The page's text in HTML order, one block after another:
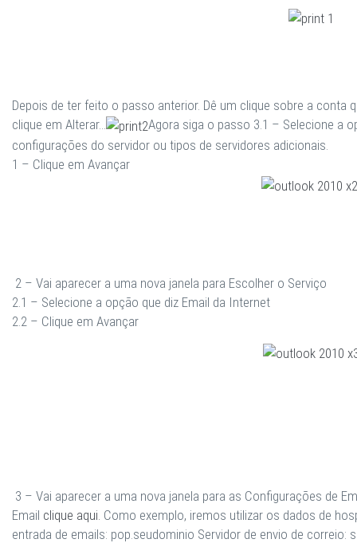
Depois de ter feito o passo anterior. Dê um clique sobre a conta
clique em Alterar… Agora siga o passo 3.1 – Selecione a
configurações do servidor ou tipos de servidores adicionais.
1 – Clique em Avançar
2 – Vai aparecer a uma nova janela para Escolher o Serviço
2.1 – Selecione a opção que diz Email da Internet
2.2 – Clique em Avançar
3 – Vai aparecer a uma nova janela para as Configurações de
Email clique aqui. Como exemplo, iremos utilizar os dados de
entrada de emails: pop.seudominio Servidor de envio de correio: